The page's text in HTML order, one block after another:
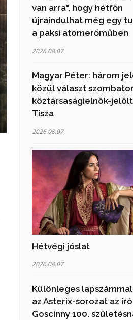
van arra", hogy hétfőn
újraindulhat még egy
a paksi atomerőműben
2026.08.07
Magyar Péter: három
közül választ
köztársaságielnök-
Tisza
2026.08.07
Hétvégi jóslat
2026.08.07
Különleges
az Asterix-sorozat az
Goscinny 100.